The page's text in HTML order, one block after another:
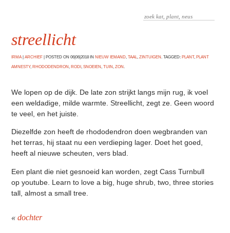
streellicht
IRMA|ARCHIEF POSTED ON 06|06|2018 IN NIEUW IEMAND,TAAL,ZINTUIGEN. TAGGED: PLANT, PLANT
AMNESTY, RHODODENDRON, RODI,SNOEIEN,TUIN,ZON.
We lopen op de dijk. De late zon strijkt langs mijn rug, ik voel
een weldadige, milde warmte. Streellicht, zegt ze. Geen woord
te veel, en het juiste.
Diezelfde zon heeft de rhododendron doen wegbranden van
het terras, hij staat nu een verdieping lager. Doet het goed,
heeft al nieuwe scheuten, vers blad.
Een plant die niet gesnoeid kan worden, zegt Cass Turnbull
op youtube. Learn to love a big, huge shrub, two, three stories
tall, almost a small tree.
«dochter